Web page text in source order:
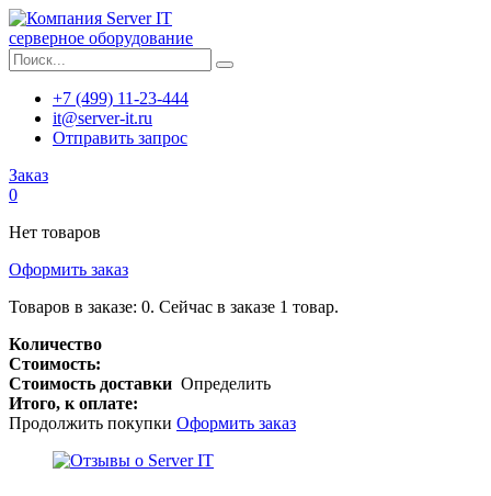
серверное оборудование
+7 (499) 11-23-444
it@server-it.ru
Отправить запрос
Заказ
0
Нет товаров
Оформить заказ
Товаров в заказе: 0. Сейчас в заказе 1 товар.
Количество
Стоимость:
Стоимость доставки Определить
Итого, к оплате:
Продолжить покупки Оформить заказ